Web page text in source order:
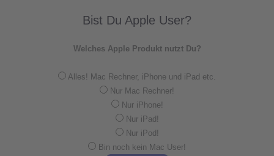
Bist Du Apple User?
Welches Apple Produkt nutzt Du?
Alles! Mac Rechner, iPhone und iPad etc.
Nur Mac Rechner!
Nur iPhone!
Nur iPad!
Nur iPod!
Bin noch kein Mac User!